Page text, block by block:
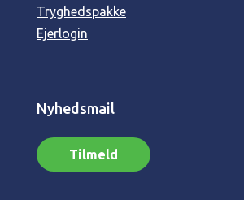
Tryghedspakke
Ejerlogin
Nyhedsmail
Tilmeld